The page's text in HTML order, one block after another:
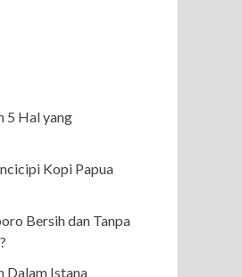
5 Hal yang
Kopi Papua
Bersih dan Tanpa
Dalam Istana